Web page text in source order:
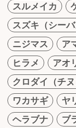
スルメイカ
スズキ（シーバ
ニジマス
ア
ヒラメ
アオ
クロダイ（チヌ
ワカサギ
ヤ
ヘラブナ
ブ